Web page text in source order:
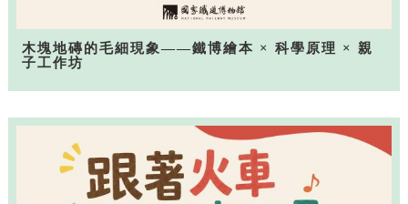
木塊地磚的毛細現象——鐵博繪本 × 科學原理 × 親
子工作坊